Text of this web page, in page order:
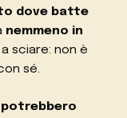
dove batte
nemmeno in
sciare: non è
sé.